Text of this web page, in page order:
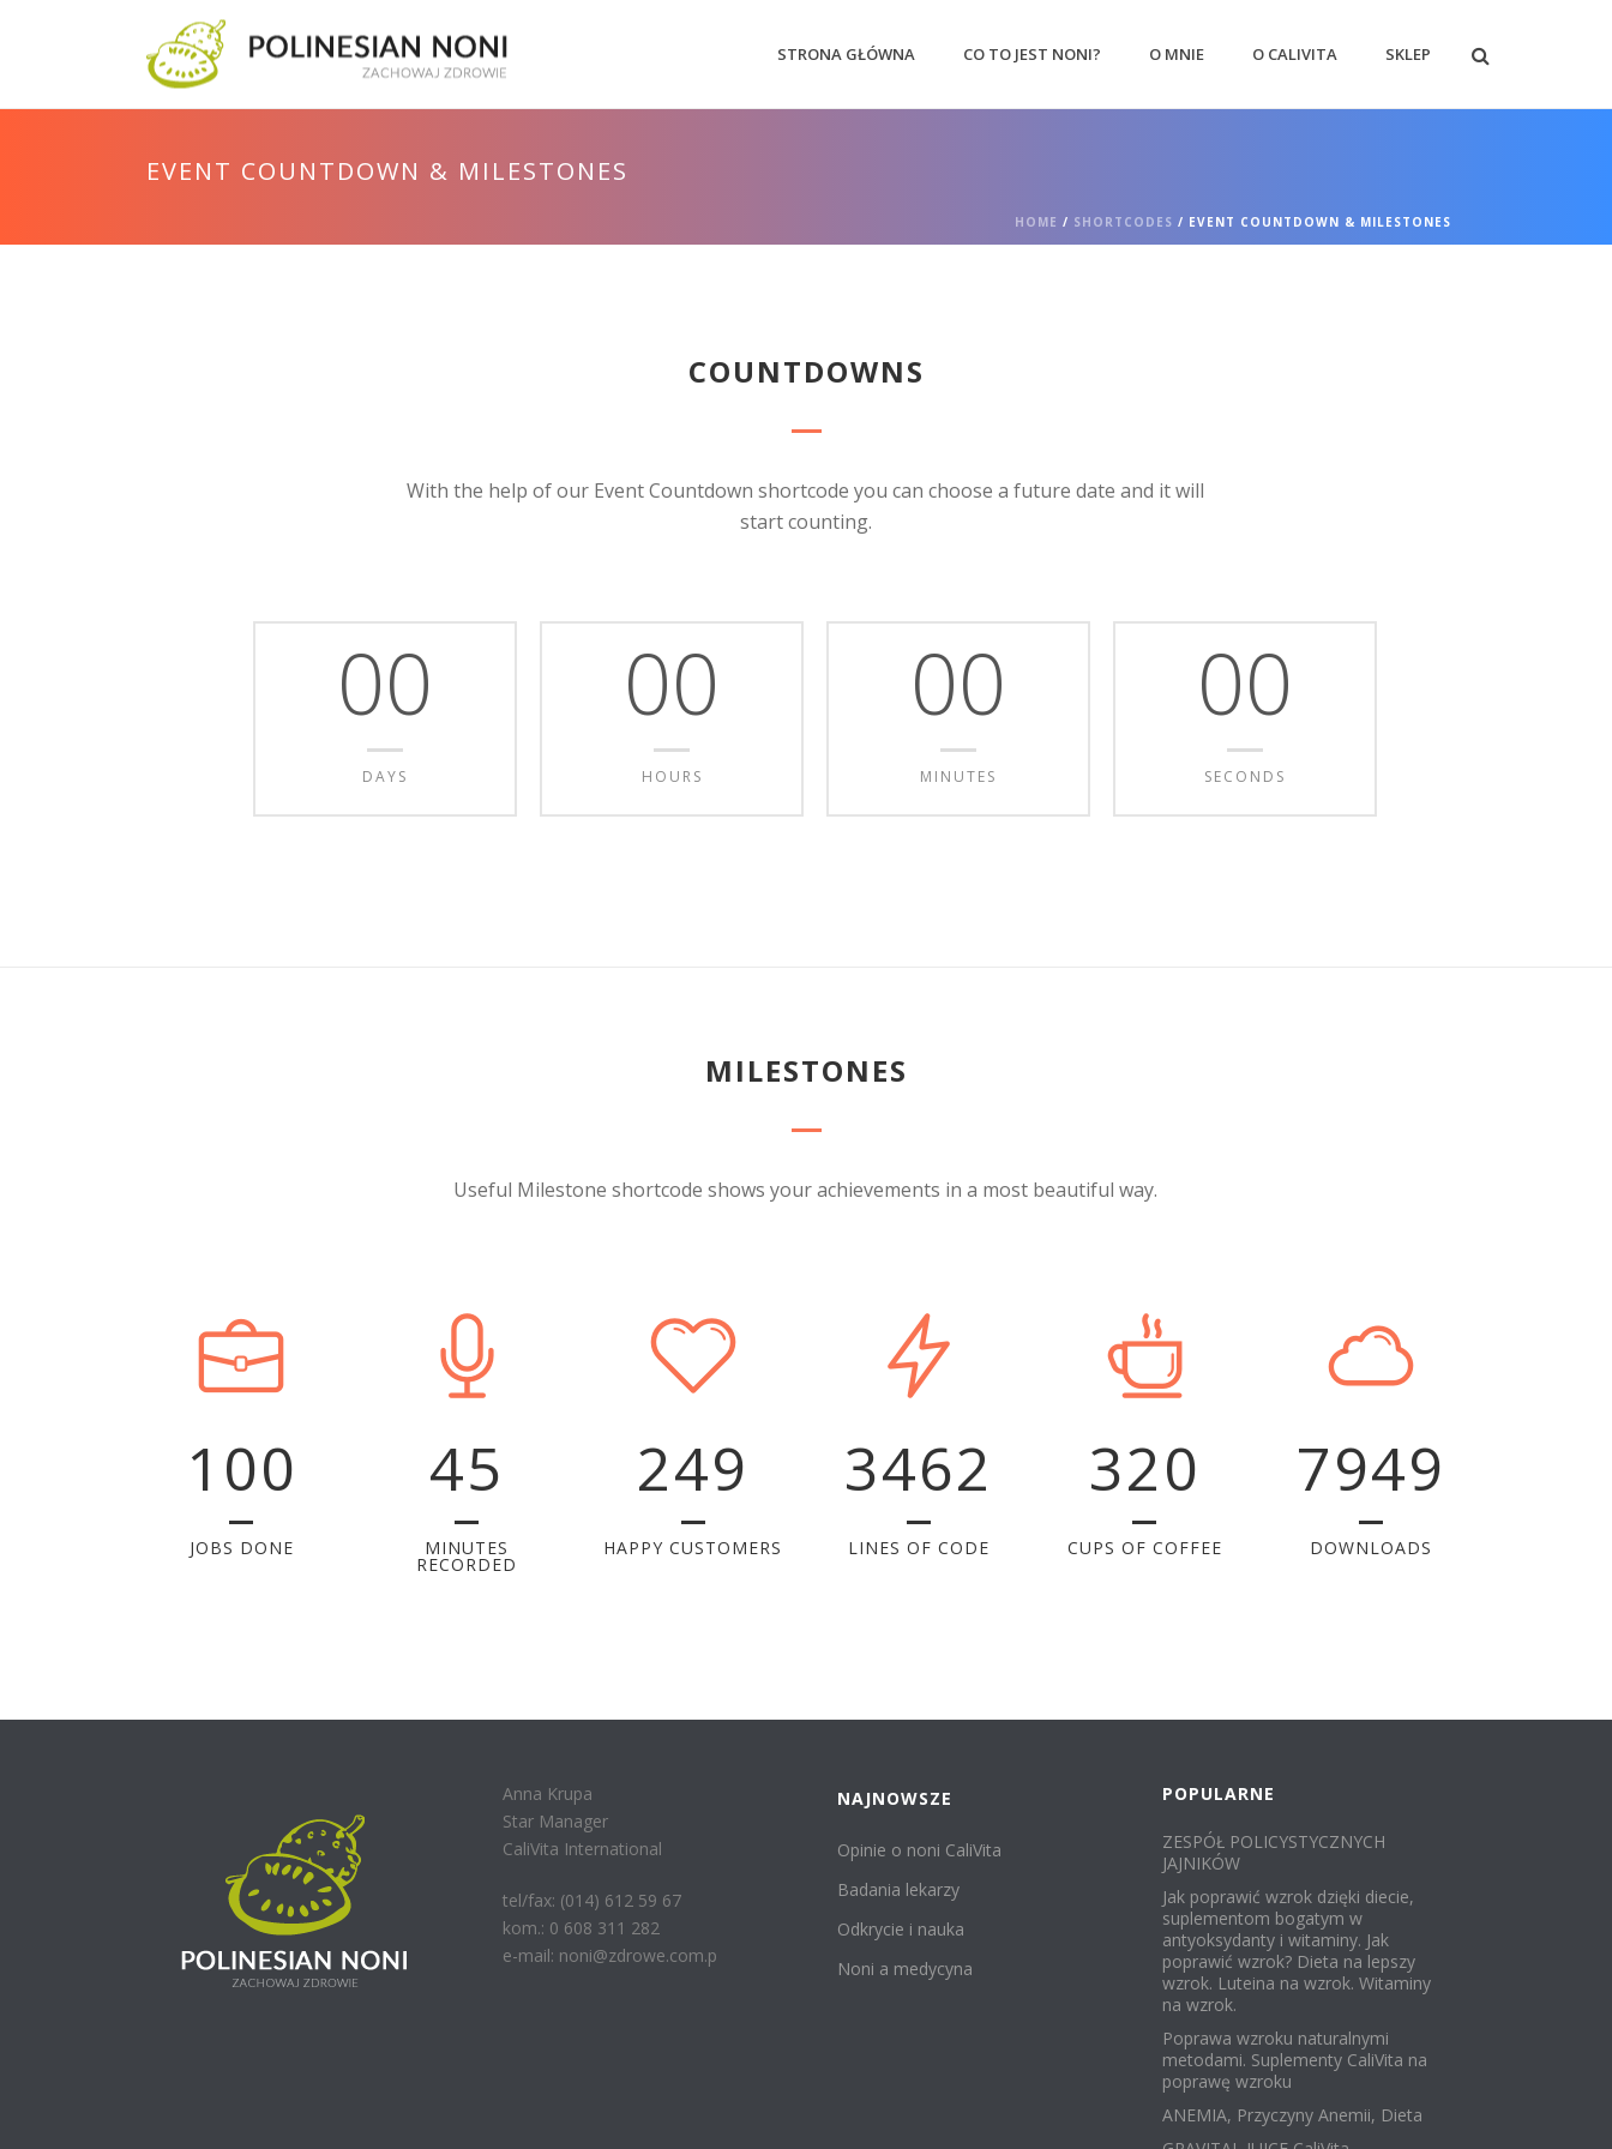
STRONA GŁÓWNA CO TO JEST NONI? O MNIE O CALIVITA SKLEP
EVENT COUNTDOWN & MILESTONES
HOME / SHORTCODES / EVENT COUNTDOWN & MILESTONES
COUNTDOWNS
With the help of our Event Countdown shortcode you can choose a future date and it will
start counting.
00
DAYS
00
HOURS
00
MINUTES
00
SECONDS
MILESTONES
Useful Milestone shortcode shows your achievements in a most beautiful way.
100
JOBS DONE
45
MINUTES
RECORDED
249
HAPPY CUSTOMERS
3462
LINES OF CODE
320
CUPS OF COFFEE
7949
DOWNLOADS
Anna Krupa
Star Manager
CaliVita International
tel/fax: (014) 612 59 67
kom.: 0 608 311 282
e-mail: noni@zdrowe.com.p
NAJNOWSZE
Opinie o noni CaliVita
Badania lekarzy
Odkrycie i nauka
Noni a medycyna
POPULARNE
ZESPÓŁ POLICYSTYCZNYCH
JAJNIKÓW
Jak poprawić wzrok dzięki diecie,
suplementom bogatym w
antyoksydanty i witaminy. Jak
poprawić wzrok? Dieta na lepszy
wzrok. Luteina na wzrok. Witaminy
na wzrok.
Poprawa wzroku naturalnymi
metodami. Suplementy CaliVita na
poprawę wzroku
ANEMIA, Przyczyny Anemii, Dieta